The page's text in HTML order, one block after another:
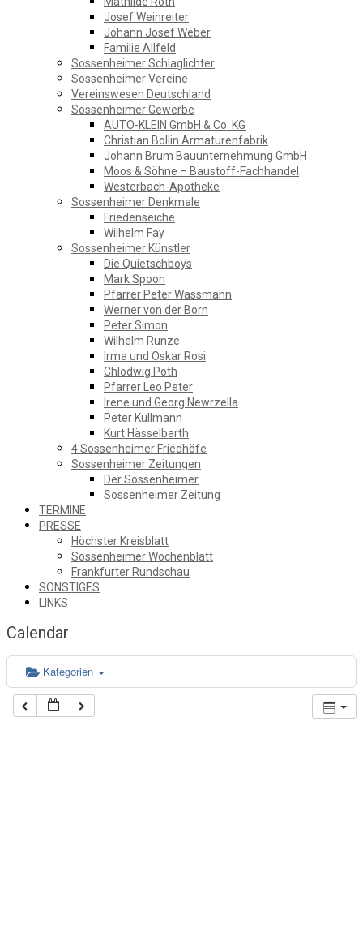
SOSSENHEIM
Josef Weinreiter
Johann Josef Weber
Familie Allfeld
Sossenheimer Schlaglichter
Sossenheimer Vereine
Vereinswesen Deutschland
Sossenheimer Gewerbe
AUTO-KLEIN GmbH & Co. KG
Christian Bollin Armaturenfabrik
Johann Brum Bauunternehmung GmbH
Moos & Söhne – Baustoff-Fachhandel
Westerbach-Apotheke
Sossenheimer Denkmale
Friedenseiche
Wilhelm Fay
Sossenheimer Künstler
Die Quietschboys
Mark Spoon
Pfarrer Peter Wassmann
Werner von der Born
Peter Simon
Wilhelm Runze
Irma und Oskar Rosi
Chlodwig Poth
Pfarrer Leo Peter
Irene und Georg Newrzella
Peter Kullmann
Kurt Hässelbarth
4 Sossenheimer Friedhöfe
Sossenheimer Zeitungen
Der Sossenheimer
Sossenheimer Zeitung
TERMINE
PRESSE
Höchster Kreisblatt
Sossenheimer Wochenblatt
Frankfurter Rundschau
SONSTIGES
LINKS
Calendar
Kategorien